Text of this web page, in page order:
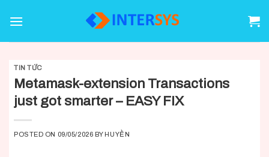
TIN TỨC
Metamask-extension Transactions
just got smarter – EASY FIX
POSTED ON 09/05/2026 BY HUYỀN